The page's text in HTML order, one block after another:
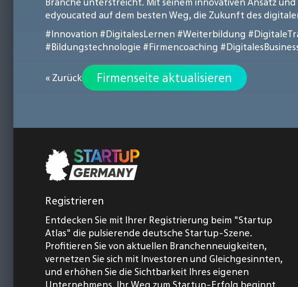
edyoucated auf dem besten Weg, die Zukunft des
#Innovation #DigitalesLernen #Weiterbildung
#Bildungstechnologie #Firmencoaching
« Zurück Firmenseite aktualisieren
Registrieren
Entdecken Sie mit Ihrer Registrierung beim "Startup
Atlas" die pulsierende deutsche Startup-Szene.
Profitieren Sie von aktuellen Branchenneuigkeiten,
vernetzen Sie sich mit Investoren und Gleichgesinnten,
und erhöhen Sie die Sichtbarkeit Ihres eigenen